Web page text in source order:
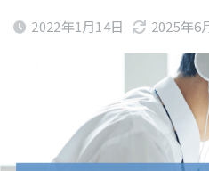
2022年1月14日 2025年6